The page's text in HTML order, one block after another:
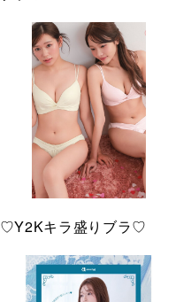
♡Y2Kキラ盛りブラ♡